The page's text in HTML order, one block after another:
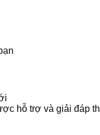
hỗ trợ và giải đáp